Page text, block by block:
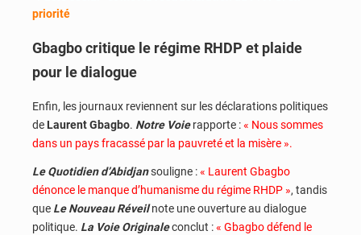
priorité
Gbagbo critique le régime RHDP et plaide
pour le dialogue
Enfin, les journaux reviennent sur les déclarations politiques
de Laurent Gbagbo. Notre Voierapporte :« Nous sommes
dans un pays fracassé par la pauvreté et la misère ».
Le Quotidien d’Abidjansouligne :« Laurent Gbagbo
dénonce le manque d’humanisme du régime RHDP », tandis
que Le Nouveau Réveilnote une ouverture au dialogue
politique. La Voie Originaleconclut :« Gbagbo défend le